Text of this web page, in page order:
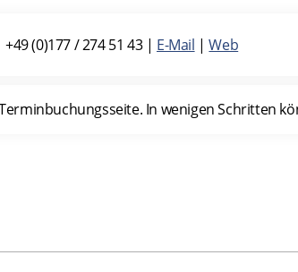
(0)177 / 274 51 43| E-Mail |Web
In wenigen Schritten